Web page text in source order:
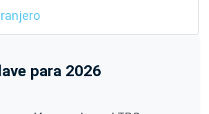
para 2026